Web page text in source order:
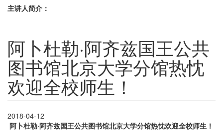
主讲人简介：
阿卜杜勒·阿齐兹国王公共
图书馆北京大学分馆热忱
欢迎全校师生！
2018-04-12
阿卜杜勒·阿齐兹国王公共图书馆北京大学分馆热忱欢迎全校师生！